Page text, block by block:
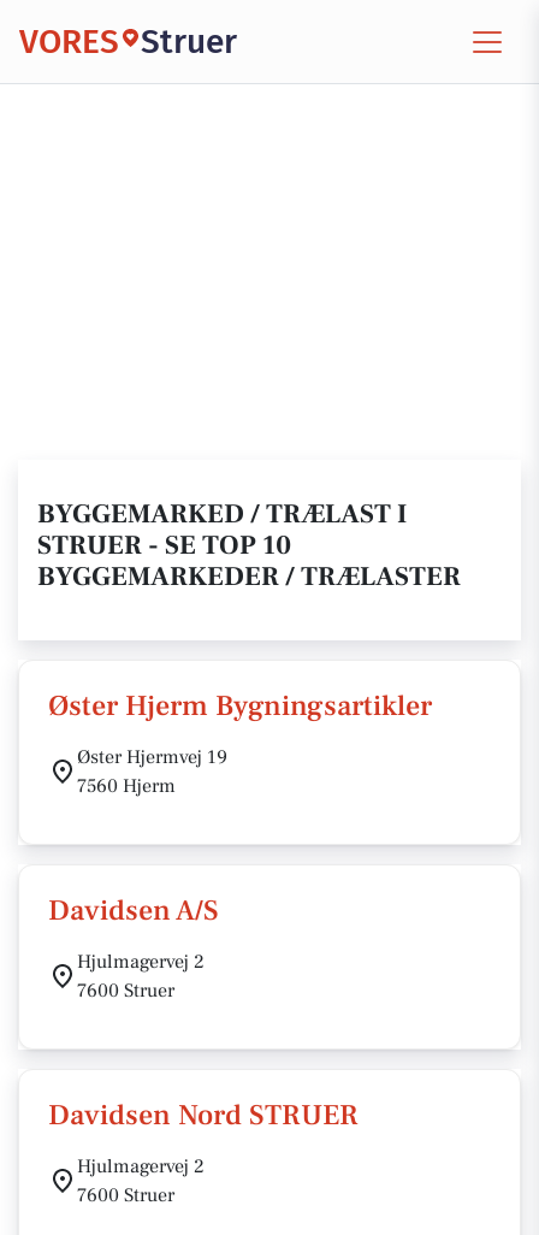
VORES Struer
BYGGEMARKED / TRÆLAST I
STRUER - SE TOP 10
BYGGEMARKEDER / TRÆLASTER
Øster Hjerm Bygningsartikler
Øster Hjermvej 19
7560 Hjerm
Davidsen A/S
Hjulmagervej 2
7600 Struer
Davidsen Nord STRUER
Hjulmagervej 2
7600 Struer